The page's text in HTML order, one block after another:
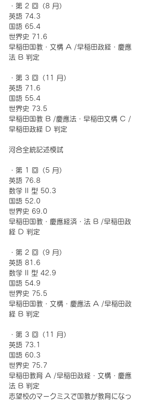
・第 2 回（8 月）
英語 74.3
国語 65.4
世界史 71.6
早稲田国教・文構 A /早稲田政経・慶應
法 B 判定
・第 3 回（11 月）
英語 71.6
国語 55.4
世界史 73.5
早稲田国教 B /慶應法・早稲田文構 C /
早稲田政経 D 判定
河合全統記述模試
・第 1 回（5 月）
英語 76.8
数学 II 型 50.3
国語 52.0
世界史 69.0
早稲田国教・慶應経済・法 B /早稲田政
経 D 判定
・第 2 回（9 月）
英語 81.6
数学 II 型 42.9
国語 54.9
世界史 75.5
早稲田国教・文構・慶應法 A /早稲田政
経 B 判定
・第 3 回（11 月）
英語 73.1
国語 60.3
世界史 75.7
早稲田教育 A /早稲田政経・文構・慶應
法 B 判定
志望校のマークミスで国教が教育になっ